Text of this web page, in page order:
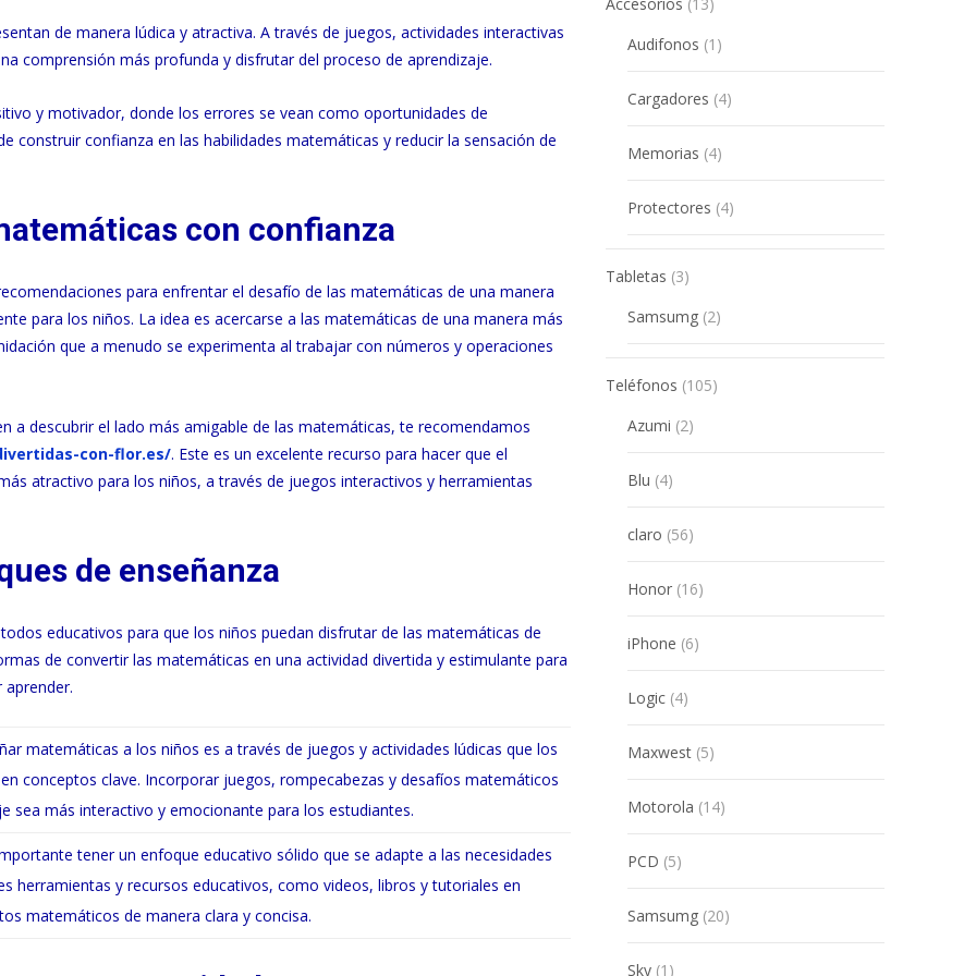
de manera lúdica y atractiva. A través de juegos, actividades interactivas
comprensión más profunda y disfrutar del proceso de aprendizaje.
y motivador, donde los errores se vean como oportunidades de
construir confianza en las habilidades matemáticas y reducir la sensación de
con confianza
para enfrentar el desafío de las matemáticas de una manera
para los niños. La idea es acercarse a las matemáticas de una manera más
que a menudo se experimenta al trabajar con números y operaciones
a descubrir el lado más amigable de las matemáticas, te recomendamos
con-flor.es/. Este es un excelente recurso para hacer que el
atractivo para los niños, a través de juegos interactivos y herramientas
de enseñanza
educativos para que los niños puedan disfrutar de las matemáticas de
de convertir las matemáticas en una actividad divertida y estimulante para
matemáticas a los niños es a través de juegos y actividades lúdicas que los
conceptos clave. Incorporar juegos, rompecabezas y desafíos matemáticos
sea más interactivo y emocionante para los estudiantes.
tener un enfoque educativo sólido que se adapte a las necesidades
herramientas y recursos educativos, como videos, libros y tutoriales en
matemáticos de manera clara y concisa.
Audifonos 1 1
product
Cargadores 44
products
Memorias 44
products
Protectores 44
products
Tabletas 33
Samsumg 22
products
Teléfonos 105105
Azumi 22
products
Blu 44
products
claro 5656
products
Honor 1616
products
iPhone 66
products
Logic 44
products
Maxwest 55
products
Motorola 1414
products
PCD 55
products
Samsumg 2020
products
Sky 1 1